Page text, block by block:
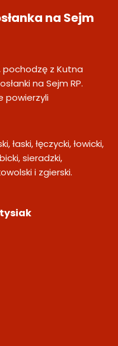
na Sejm
pochodzę z Kutna
na Sejm RP.
powierzyli
łęczycki, łowicki,
sieradzki,
i zgierski.